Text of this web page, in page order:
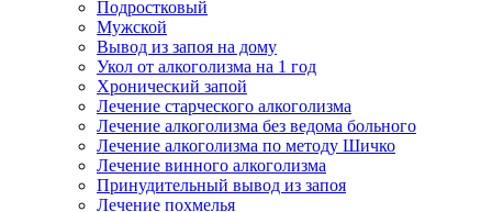
Подростковый
Мужской
Вывод из запоя на дому
Укол от алкоголизма на 1 год
Хронический запой
Лечение старческого алкоголизма
Лечение алкоголизма без ведома больного
Лечение алкоголизма по методу Шичко
Лечение винного алкоголизма
Принудительный вывод из запоя
Лечение похмелья